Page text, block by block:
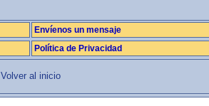
Envíenos un mensaje
Política de Privacidad
Volver al inicio